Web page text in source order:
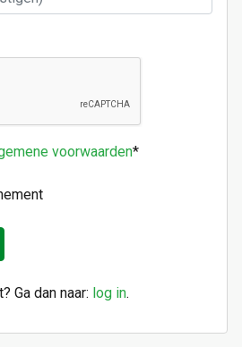
voorwaarden*
Ga dan naar: log in.